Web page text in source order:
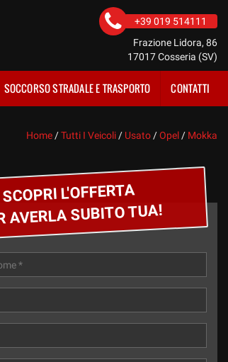
+39 019 514111
Frazione Lidora, 86
17017 Cosseria (SV)
SOCCORSO STRADALE E TRASPORTO CONTATTI
Home /Tutti I Veicoli / Usato /Opel / Mokka
SCOPRI L'OFFERTA
AVERLA SUBITO TUA!